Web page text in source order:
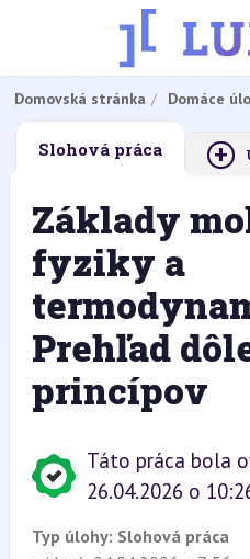
Domovská stránka Domáce
Slohová práca +
Základy
fyziky a
Prehľad
princípov
Táto práca bola
26.04.2026 o
Typ úlohy: Slohová práca